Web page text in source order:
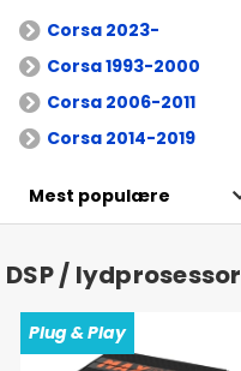
Corsa 2023-
Corsa 1993-2000
Corsa 2006-2011
Corsa 2014-2019
DSP / lydprosessor
Plug & Play